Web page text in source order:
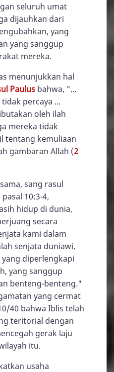
seluruh umat
dijauhkan dari
yang
yang sanggup
mereka.
menunjukkan hal
Paulus bahwa, "...
percaya ...
oleh ilah
mereka tidak
tentang kemuliaan
gambaran Allah (2
sang rasul
10:3-4,
hidup di dunia,
secara
kami dalam
senjata duniawi,
diperlengkapi
yang sanggup
benteng-benteng."
yang cermat
40 bahwa Iblis telah
teritorial dengan
gerak laju
itu.
usaha